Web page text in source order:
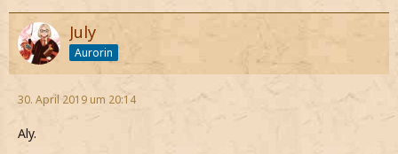
July
Aurorin
30. April 2019 um 20:14
Aly.